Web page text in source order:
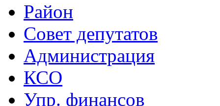
Район
Совет депутатов
Администрация
КСО
Упр. финансов